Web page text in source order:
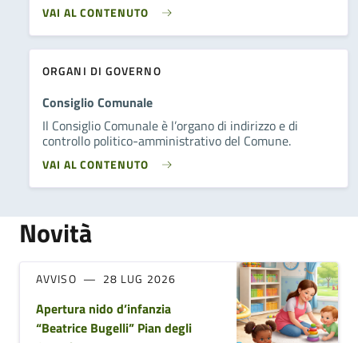
VAI AL CONTENUTO
ORGANI DI GOVERNO
Consiglio Comunale
Il Consiglio Comunale è l’organo di indirizzo e di
controllo politico-amministrativo del Comune.
VAI AL CONTENUTO
Novità
AVVISO 28 LUG 2026
Apertura nido d’infanzia
“Beatrice Bugelli” Pian degli